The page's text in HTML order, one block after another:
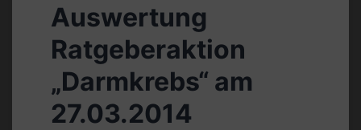
Auswertung
Ratgeberaktion
„Darmkrebs“ am
27.03.2014